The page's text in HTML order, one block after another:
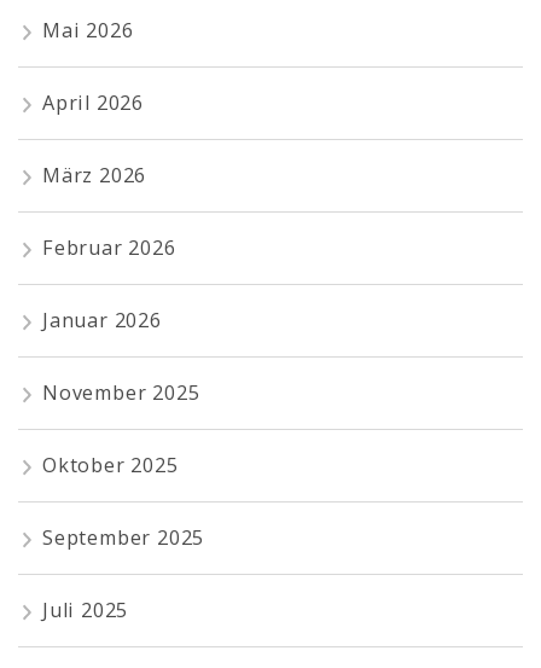
Mai 2026
April 2026
März 2026
Februar 2026
Januar 2026
November 2025
Oktober 2025
September 2025
Juli 2025